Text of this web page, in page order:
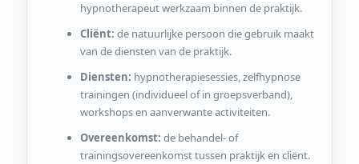
hypnotherapeut werkzaam binnen de praktijk.
Cliënt: de natuurlijke persoon die gebruik maakt
van de diensten van de praktijk.
Diensten: hypnotherapiesessies, zelfhypnose
trainingen (individueel of in groepsverband),
workshops en aanverwante activiteiten.
Overeenkomst: de behandel- of
trainingsovereenkomst tussen praktijk en cliënt.